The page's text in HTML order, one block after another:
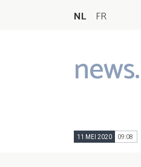
NL FR
news.
Main
navigation
11 MEI 2020 09:08